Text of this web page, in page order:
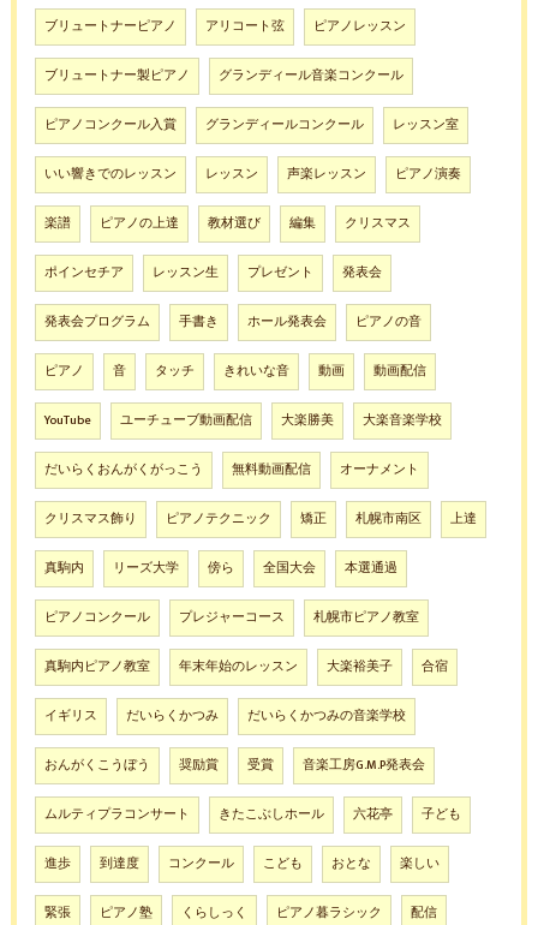
ブリュートナーピアノ アリコート弦 ピアノレッスン
ブリュートナー製ピアノ グランディール音楽コンクール
ピアノコンクール入賞 グランディールコンクール レッスン室
いい響きでのレッスン レッスン 声楽レッスン ピアノ演奏
楽譜 ピアノの上達 教材選び 編集 クリスマス
ポインセチア レッスン生 プレゼント 発表会
発表会プログラム 手書き ホール発表会 ピアノの音
ピアノ 音 タッチ きれいな音 動画 動画配信
YouTube ユーチューブ動画配信 大楽勝美 大楽音楽学校
だいらくおんがくがっこう 無料動画配信 オーナメント
クリスマス飾り ピアノテクニック 矯正 札幌市南区 上達
真駒内 リーズ大学 傍ら 全国大会 本選通過
ピアノコンクール プレジャーコース 札幌市ピアノ教室
真駒内ピアノ教室 年末年始のレッスン 大楽裕美子 合宿
イギリス だいらくかつみ だいらくかつみの音楽学校
おんがくこうぼう 奨励賞 受賞 音楽工房G.M.P発表会
ムルティプラコンサート きたこぶしホール 六花亭 子ども
進歩 到達度 コンクール こども おとな 楽しい
緊張 ピアノ塾 くらしっく ピアノ暮ラシック 配信